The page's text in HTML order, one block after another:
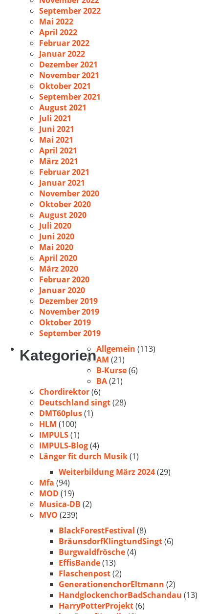
September 2022
Mai 2022
April 2022
Februar 2022
Januar 2022
Dezember 2021
November 2021
Oktober 2021
September 2021
August 2021
Juli 2021
Juni 2021
Mai 2021
April 2021
März 2021
Februar 2021
Januar 2021
November 2020
Oktober 2020
August 2020
Juli 2020
Juni 2020
Mai 2020
April 2020
März 2020
Februar 2020
Januar 2020
Dezember 2019
November 2019
Oktober 2019
September 2019
KategorienAllgemein (113)
AM (21)
B-Kurse(6)
BA(21)
Chordirektor(6)
Deutschland singt(28)
DMT60plus(1)
HLM (100)
IMPULS(1)
IMPULS-Blog(4)
Länger fit durch Musik(1)
Weiterbildung März 2024(29)
Mfa (94)
MOD (19)
Musica-DB (2)
MVO (239)
BlackForestFestival (8)
BräunsdorfKlingtundSingt(6)
Burgwaldfrösche(4)
EffisBande(13)
Flaschenpost(2)
GenerationenchorEltmann (2)
HandglockenchorBadSchandau (13)
HarryPotterProjekt(6)